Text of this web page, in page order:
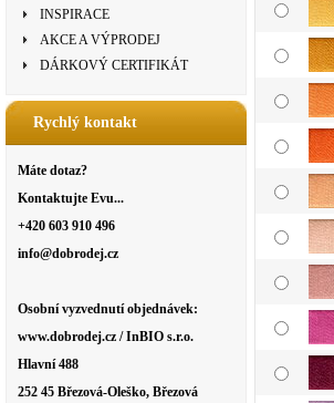
INSPIRACE
AKCE A VÝPRODEJ
DÁRKOVÝ CERTIFIKÁT
Rychlý kontakt
Máte dotaz?
Kontaktujte Evu...
+420 603 910 496
info@dobrodej.cz
Osobní vyzvednutí objednávek:
www.dobrodej.cz / InBIO s.r.o.
Hlavní 488
252 45 Březová-Oleško, Březová